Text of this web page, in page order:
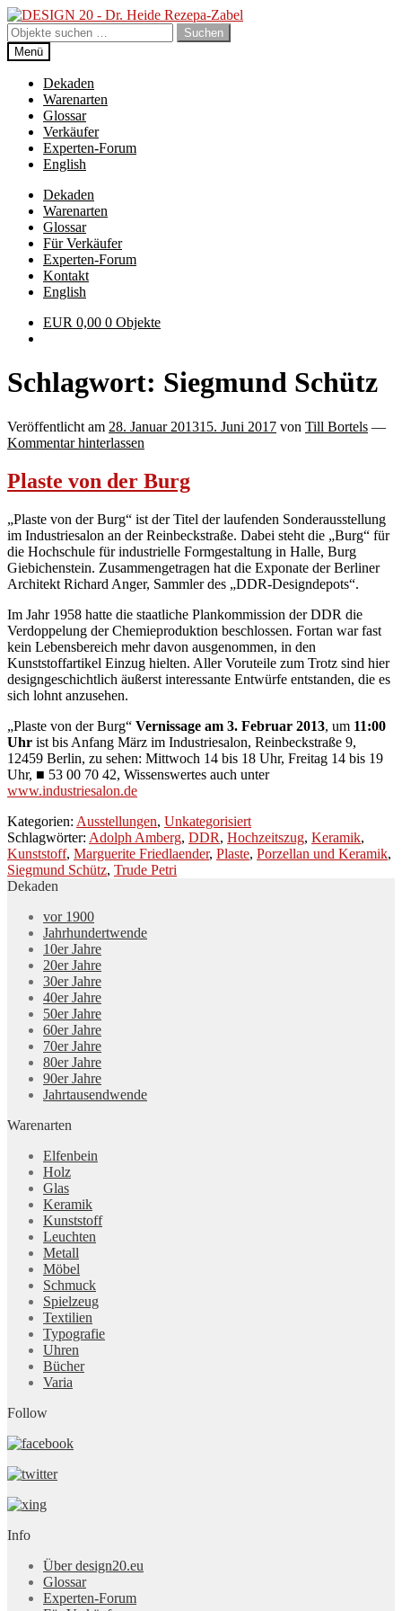
Zur
Navigation
springen
Zum
Inhalt
springen
Suchen
nach:
Suchen
Menü
Dekaden
Warenarten
Glossar
Verkäufer
Experten-Forum
English
Dekaden
Warenarten
Glossar
Für Verkäufer
Experten-Forum
Kontakt
English
EUR 0,00 0 Objekte
Schlagwort: Siegmund Schütz
Veröffentlicht am 28. Januar 201315. Juni 2017 von Till Bortels —
Kommentar hinterlassen
Plaste von der Burg
„Plaste von der Burg“ ist der Titel der laufenden Sonderausstellung
im Industriesalon an der Reinbeckstraße. Dabei steht die „Burg“ für
die Hochschule für industrielle Formgestaltung in Halle, Burg
Giebichenstein. Zusammengetragen hat die Exponate der Berliner
Architekt Richard Anger, Sammler des „DDR-Designdepots“.
Im Jahr 1958 hatte die staatliche Plankommission der DDR die
Verdoppelung der Chemieproduktion beschlossen. Fortan war fast
kein Lebensbereich mehr davon ausgenommen, in den
Kunststoffartikel Einzug hielten. Aller Voruteile zum Trotz sind hier
designgeschichtlich äußerst interessante Entwürfe entstanden, die es
sich lohnt anzusehen.
„Plaste von der Burg“ Vernissage am 3. Februar 2013, um 11:00
Uhr ist bis Anfang März im Industriesalon, Reinbeckstraße 9,
12459 Berlin, zu sehen: Mittwoch 14 bis 18 Uhr, Freitag 14 bis 19
Uhr, ■ 53 00 70 42, Wissenswertes auch unter
www.industriesalon.de
Kategorien: Ausstellungen, Unkategorisiert
Schlagwörter: Adolph Amberg, DDR, Hochzeitszug, Keramik,
Kunststoff, Marguerite Friedlaender, Plaste, Porzellan und Keramik,
Siegmund Schütz, Trude Petri
Dekaden
vor 1900
Jahrhundertwende
10er Jahre
20er Jahre
30er Jahre
40er Jahre
50er Jahre
60er Jahre
70er Jahre
80er Jahre
90er Jahre
Jahrtausendwende
Warenarten
Elfenbein
Holz
Glas
Keramik
Kunststoff
Leuchten
Metall
Möbel
Schmuck
Spielzeug
Textilien
Typografie
Uhren
Bücher
Varia
Follow
Info
Über design20.eu
Glossar
Experten-Forum